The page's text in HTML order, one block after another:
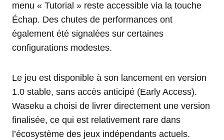
menu « Tutorial » reste accessible via la touche
Échap. Des chutes de performances ont
également été signalées sur certaines
configurations modestes.
Le jeu est disponible à son lancement en version
1.0 stable, sans accès anticipé (Early Access).
Waseku a choisi de livrer directement une version
finalisée, ce qui est relativement rare dans
l’écosystème des jeux indépendants actuels.